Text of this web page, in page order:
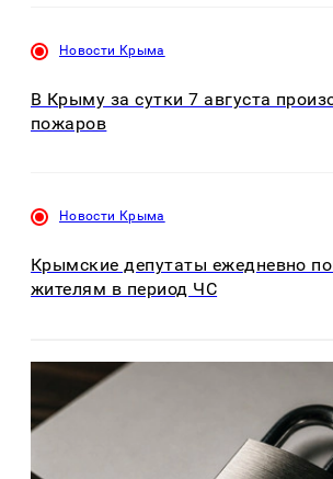
Новости Крыма
В Крыму за сутки 7 августа
пожаров
Новости Крыма
Крымские депутаты ежедневно
жителям в период ЧС